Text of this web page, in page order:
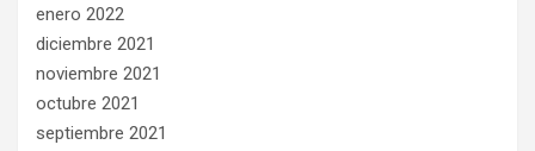
enero 2022
diciembre 2021
noviembre 2021
octubre 2021
septiembre 2021